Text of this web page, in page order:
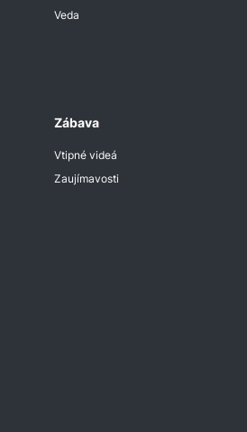
Veda
Zábava
Vtipné videá
Zaujímavosti